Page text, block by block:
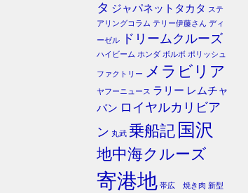
タ ジャパネットタカタ ステ
アリングコラム テリー伊藤さん ディ
ーゼル
ドリームクルーズ
ハイビーム ホンダ ボルボ ポリッシュ
ファクトリー メラビリア
ヤフーニュース ラリー レムチャ
バン ロイヤルカリビア
ン 丸武 乗船記 国沢
地中海クルーズ
寄港地 帯広 焼き肉 新型